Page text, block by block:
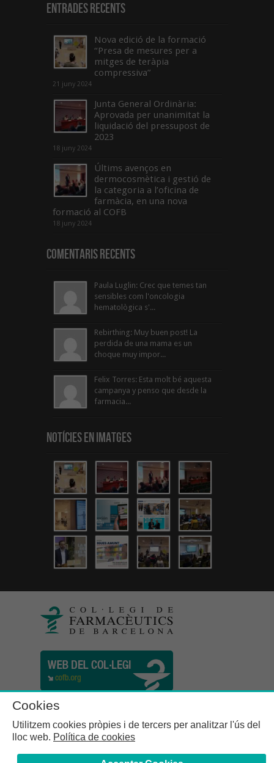
Entrades recents
Nova edició de la formació
“Presa de mesures per a
mitges de teràpia
compressiva”
21 juny 2024
Junta General Ordinària:
Aprovada per unanimitat la
liquidació del pressupost de
2023
18 juny 2024
Últims avenços en
dermocosmètica i gestió de
la categoria a l’oficina de
farmàcia, en una nova
formació al COFB
18 juny 2024
Comentaris Recents
Paula Luglin: Crec que temes tan
sensibles com l'oncologia
hematològica s'...
Rebirthing: Muy buen post! La
perdida de una mama es un
choque muy impor...
Felix Torres: Esta molt bé aquesta
campanya y penso que desde la
farmacia...
Notícies en Imatges
Cookies
Utilitzem cookies pròpies i de tercers per analitzar l'ús del
lloc web. Política de cookies